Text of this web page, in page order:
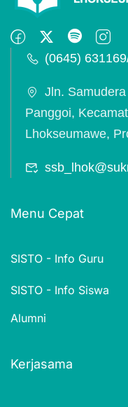
(0645)
Jln.
Panggoi,
Lhokseumawe,
Menu Cepat
SISTO - Info Guru
SISTO - Info Siswa
Alumni
Kerjasama